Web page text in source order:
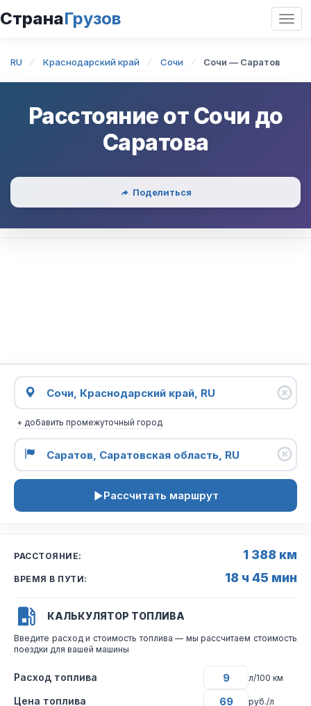
СтранаГрузов
RU Краснодарский край Сочи Сочи — Саратов
Расстояние от Сочи до
Саратова
Поделиться
+ добавить промежуточный город
Рассчитать маршрут
РАССТОЯНИЕ: 1 388 км
ВРЕМЯ В ПУТИ: 18 ч 45 мин
КАЛЬКУЛЯТОР ТОПЛИВА
Введите расход и стоимость топлива — мы рассчитаем стоимость
поездки для вашей машины
Расход топлива л/100 км
Цена топлива руб./л